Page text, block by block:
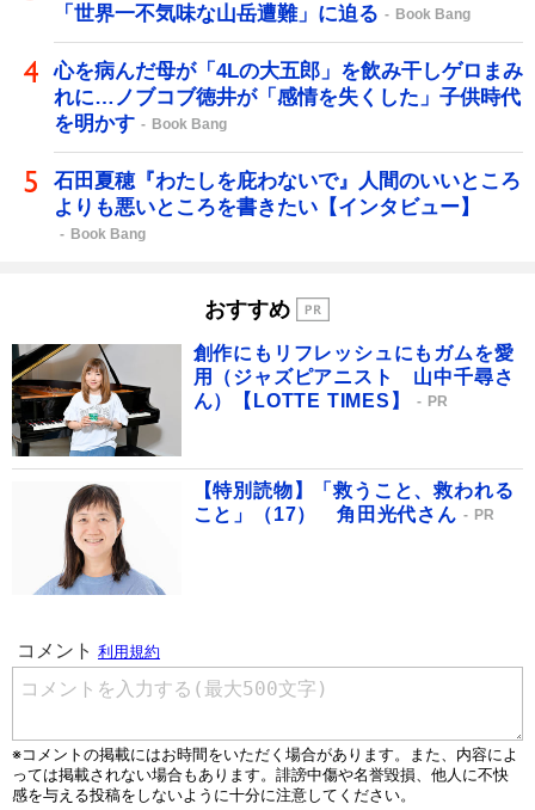
「世界一不気味な山岳遭難」に迫る
Book Bang
心を病んだ母が「4Lの大五郎」を飲み干しゲロまみ
れに…ノブコブ徳井が「感情を失くした」子供時代
を明かす
Book Bang
石田夏穂『わたしを庇わないで』人間のいいところ
よりも悪いところを書きたい【インタビュー】
Book Bang
おすすめ
創作にもリフレッシュにもガムを愛
用（ジャズピアニスト 山中千尋さ
ん）【LOTTE TIMES】
PR
【特別読物】「救うこと、救われる
こと」（17） 角田光代さん
PR